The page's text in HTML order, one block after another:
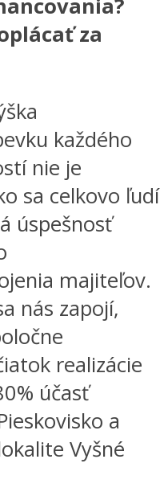
za
každého
nie je
sa celkovo ľudí
úspešnosť
majiteľov.
nás zapojí,
realizácie
účasť
a
Vyšné